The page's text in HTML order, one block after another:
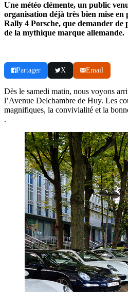
Une météo clémente, un public
organisation déjà très bien mise
Rally 4 Porsche, que demander de
de la mythique marque allemande.
Partager X Email
Dès le samedi matin, nous voyons
l’Avenue Delchambre de Huy. Les
magnifiques, la convivialité et la
.